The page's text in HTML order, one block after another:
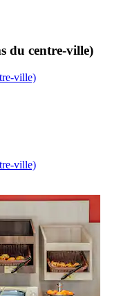
du centre-ville)
ville)
ville)